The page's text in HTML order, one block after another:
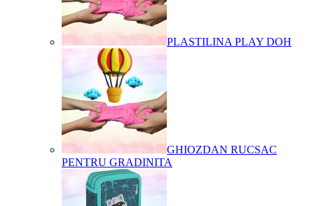
PLASTILINA PLAY DOH
GHIOZDAN RUCSAC
PENTRU GRADINITA